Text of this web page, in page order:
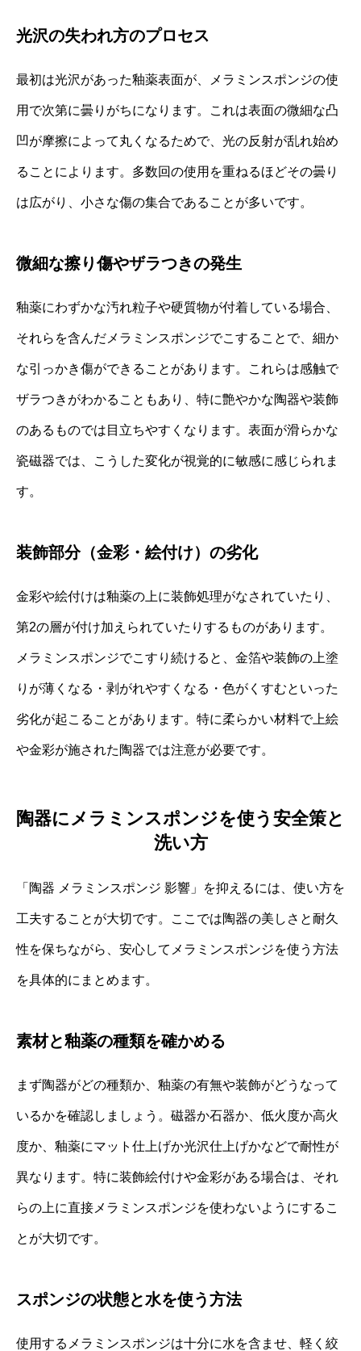
光沢の失われ方のプロセス
最初は光沢があった釉薬表面が、メラミンスポンジの使
用で次第に曇りがちになります。これは表面の微細な凸
凹が摩擦によって丸くなるためで、光の反射が乱れ始め
ることによります。多数回の使用を重ねるほどその曇り
は広がり、小さな傷の集合であることが多いです。
微細な擦り傷やザラつきの発生
釉薬にわずかな汚れ粒子や硬質物が付着している場合、
それらを含んだメラミンスポンジでこすることで、細か
な引っかき傷ができることがあります。これらは感触で
ザラつきがわかることもあり、特に艶やかな陶器や装飾
のあるものでは目立ちやすくなります。表面が滑らかな
瓷磁器では、こうした変化が視覚的に敏感に感じられま
す。
装飾部分（金彩・絵付け）の劣化
金彩や絵付けは釉薬の上に装飾処理がなされていたり、
第2の層が付け加えられていたりするものがあります。
メラミンスポンジでこすり続けると、金箔や装飾の上塗
りが薄くなる・剥がれやすくなる・色がくすむといった
劣化が起こることがあります。特に柔らかい材料で上絵
や金彩が施された陶器では注意が必要です。
陶器にメラミンスポンジを使う安全策と
洗い方
「陶器 メラミンスポンジ 影響」を抑えるには、使い方を
工夫することが大切です。ここでは陶器の美しさと耐久
性を保ちながら、安心してメラミンスポンジを使う方法
を具体的にまとめます。
素材と釉薬の種類を確かめる
まず陶器がどの種類か、釉薬の有無や装飾がどうなって
いるかを確認しましょう。磁器か石器か、低火度か高火
度か、釉薬にマット仕上げか光沢仕上げかなどで耐性が
異なります。特に装飾絵付けや金彩がある場合は、それ
らの上に直接メラミンスポンジを使わないようにするこ
とが大切です。
スポンジの状態と水を使う方法
使用するメラミンスポンジは十分に水を含ませ、軽く絞